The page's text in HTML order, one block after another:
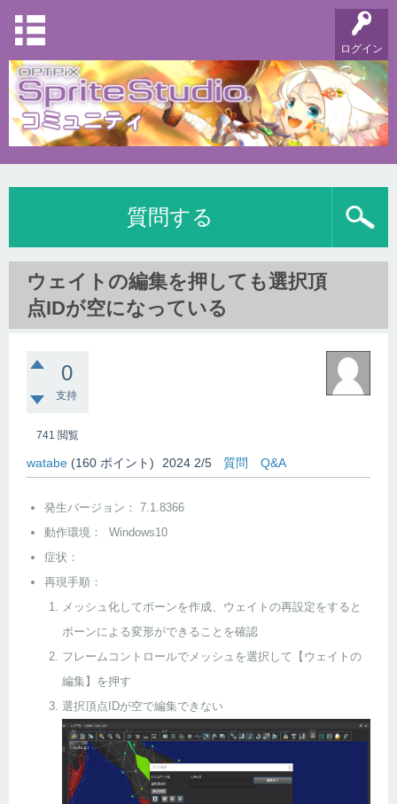
ログイン
質問する
ウェイトの編集を押しても選択頂
点IDが空になっている
0
支持
741 閲覧
watabe (160 ポイント) 2024 2/5 質問 Q&A
発生バージョン： 7.1.8366
動作環境： Windows10
症状：
再現手順：
メッシュ化してボーンを作成、ウェイトの再設定をすると
ボーンによる変形ができることを確認
フレームコントロールでメッシュを選択して【ウェイトの
編集】を押す
選択頂点IDが空で編集できない